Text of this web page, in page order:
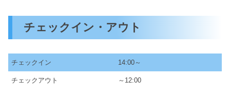
チェックイン・アウト
チェックイン 14:00～
チェックアウト ～12:00